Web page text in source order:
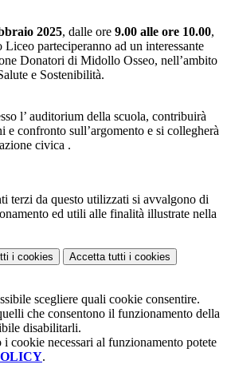
2025, dalle ore 9.00 alle ore 10.00,
parteciperanno ad un interessante
Donatori di Midollo Osseo, nell’ambito
e Sostenibilità.
l’ auditorium della scuola, contribuirà
confronto sull’argomento e si collegherà
civica .
terzi da questo utilizzati si avvalgono di
ed utili alle finalità illustrate nella
i cookies Accetta tutti i cookies
scegliere quali cookie consentire.
che consentono il funzionamento della
disabilitarli.
i cookie necessari al funzionamento potete
.